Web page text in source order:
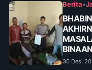
Berita•
30 Des,